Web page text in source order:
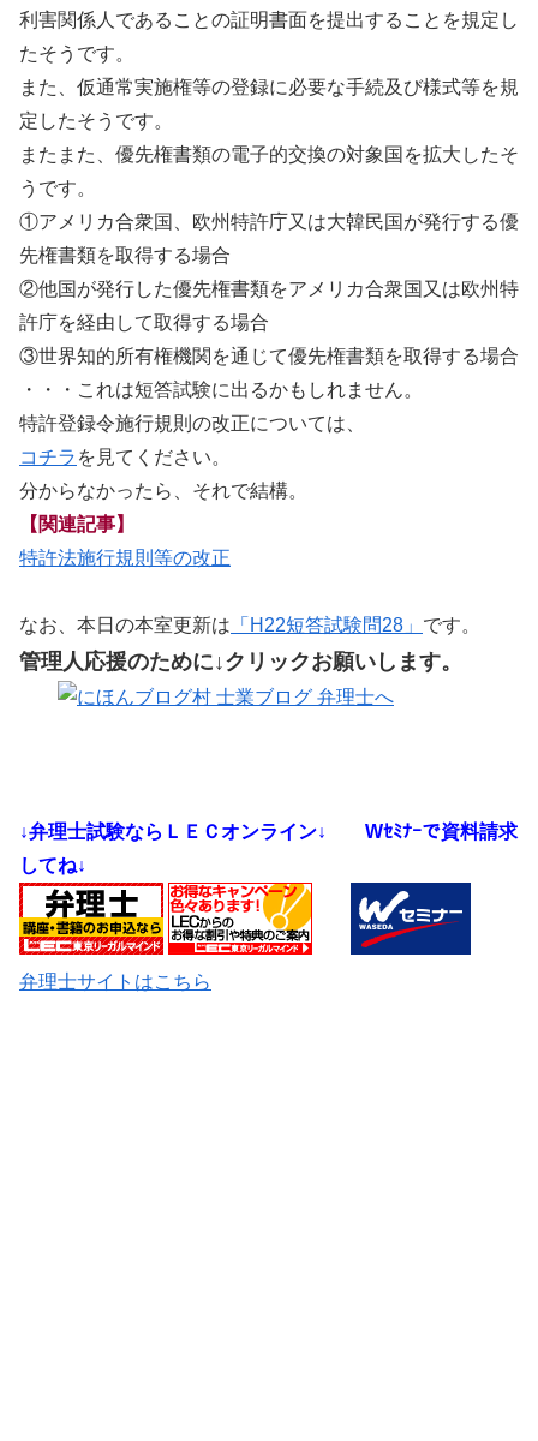
利害関係人であることの証明書面を提出することを規定し
たそうです。
また、仮通常実施権等の登録に必要な手続及び様式等を規
定したそうです。
またまた、優先権書類の電子的交換の対象国を拡大したそ
うです。
①アメリカ合衆国、欧州特許庁又は大韓民国が発行する優
先権書類を取得する場合
②他国が発行した優先権書類をアメリカ合衆国又は欧州特
許庁を経由して取得する場合
③世界知的所有権機関を通じて優先権書類を取得する場合
・・・これは短答試験に出るかもしれません。
特許登録令施行規則の改正については、
コチラ を見てください。
分からなかったら、それで結構。
【関連記事】
特許法施行規則等の改正
なお、本日の本室更新は 「H22短答試験問28」 です。
管理人応援のために↓クリックお願いします。
↓弁理士試験ならＬＥＣオンライン↓
Wｾﾐﾅｰで資料請求
してね↓
弁理士サイトはこちら